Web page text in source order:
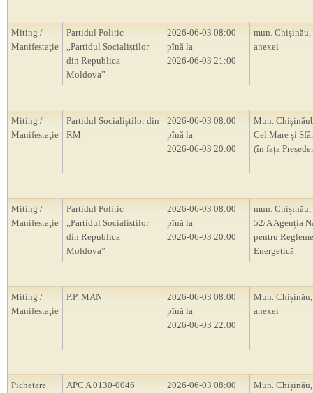
Miting /
Manifestaţie
Partidul Politic
,,Partidul Socialiștilor
din Republica
Moldova”
2026-06-03 08:00
pînă la
2026-06-03 21:00
mun.
anexei
Miting /
Manifestaţie
Partidul Socialiștilor din
RM
2026-06-03 08:00
pînă la
2026-06-03 20:00
Mun.
Cel Mare și
(în fața
Miting /
Manifestaţie
Partidul Politic
,,Partidul Socialiștilor
din Republica
Moldova”
2026-06-03 08:00
pînă la
2026-06-03 20:00
mun. Chișinău,
52/A Agenția
pentru
Energetică
Miting /
Manifestaţie
P.P. MAN
2026-06-03 08:00
pînă la
2026-06-03 22:00
Mun.
anexei
Pichetare APC A 0130-0046
2026-06-03 08:00
Mun. Chișinău,